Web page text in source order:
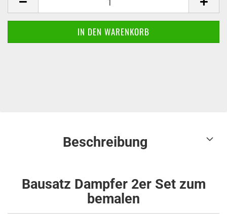
Beschreibung
Bausatz Dampfer 2er Set zum
bemalen